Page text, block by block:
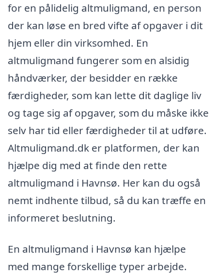
for en pålidelig altmuligmand, en person
der kan løse en bred vifte af opgaver i dit
hjem eller din virksomhed. En
altmuligmand fungerer som en alsidig
håndværker, der besidder en række
færdigheder, som kan lette dit daglige liv
og tage sig af opgaver, som du måske ikke
selv har tid eller færdigheder til at udføre.
Altmuligmand.dk er platformen, der kan
hjælpe dig med at finde den rette
altmuligmand i Havnsø. Her kan du også
nemt indhente tilbud, så du kan træffe en
informeret beslutning.
En altmuligmand i Havnsø kan hjælpe
med mange forskellige typer arbejde.